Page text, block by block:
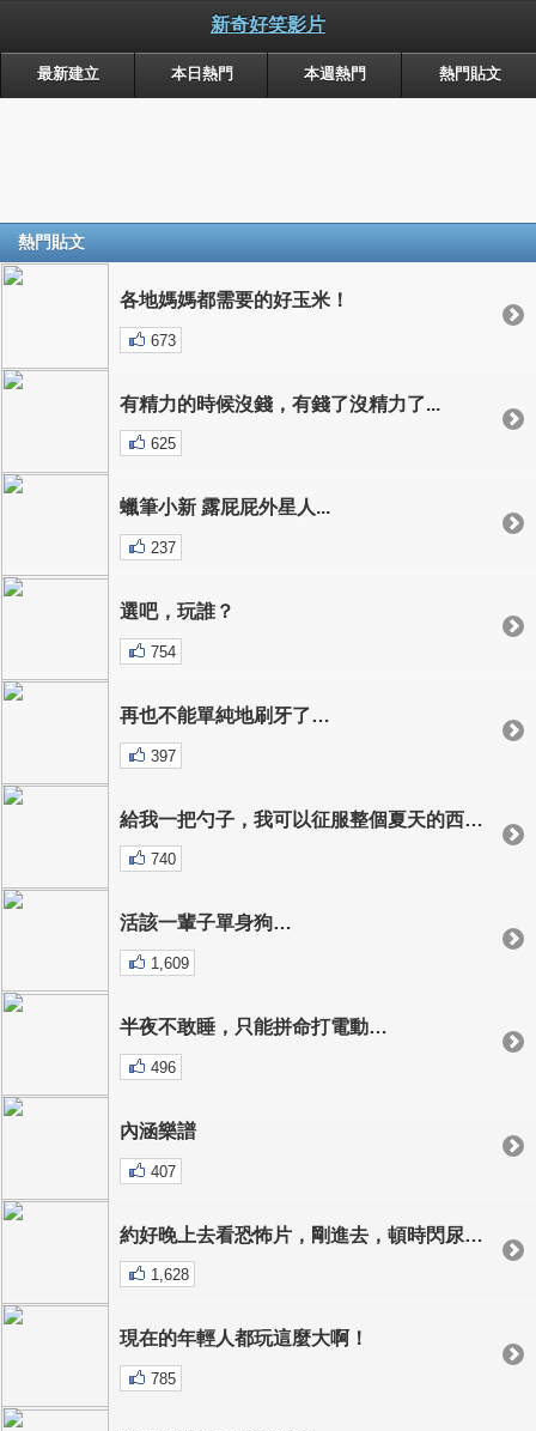
新奇好笑影片
最新建立 本日熱門 本週熱門 熱門貼文
熱門貼文
各地媽媽都需要的好玉米！
673
有精力的時候沒錢，有錢了沒精力了...
625
蠟筆小新 露屁屁外星人...
237
選吧，玩誰？
754
再也不能單純地刷牙了…
397
給我一把勺子，我可以征服整個夏天的西瓜！
740
活該一輩子單身狗…
1,609
半夜不敢睡，只能拼命打電動…
496
內涵樂譜
407
約好晚上去看恐怖片，剛進去，頓時閃尿了...
1,628
現在的年輕人都玩這麼大啊！
785